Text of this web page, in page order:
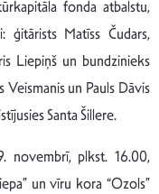
fonda atbalstu,
ģitārists Matīss Čudars,
Liepiņš un bundzinieks
Veismanis un Pauls Dāvis
Santa Šillere.
novembrī, plkst. 16.00,
un vīru kora “Ozols”